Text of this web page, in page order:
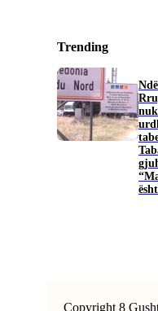
Trending
Copyright 8